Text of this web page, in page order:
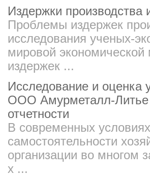
Издержки производства
Проблемы издержек
исследования ученых-
мировой
издержек ...
Исследование и оценка
ООО Амурметалл-Литье
отчетности
В современных
самостоятельности
организации во многом
х ...